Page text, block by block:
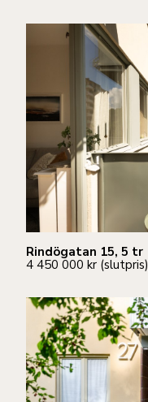
Rindögatan 15, 5 tr
4 450 000 kr (slutpris)